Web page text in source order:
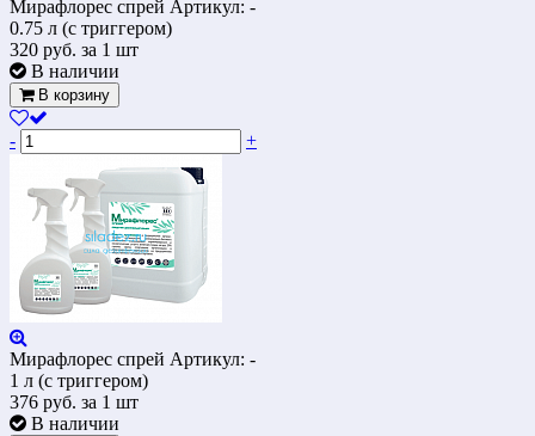
Мирафлорес спрей Артикул: -
0.75 л (с триггером)
320 руб. за 1 шт
В наличии
В корзину
- +
Мирафлорес спрей Артикул: -
1 л (с триггером)
376 руб. за 1 шт
В наличии